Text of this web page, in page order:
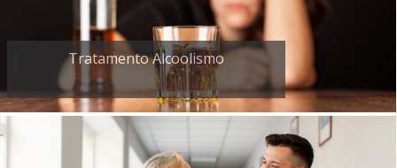
Tratamento Alcoolismo